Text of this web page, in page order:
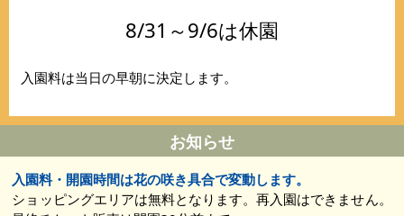
8/31～9/6は休園
入園料は当日の早朝に決定します。
お知らせ
入園料・開園時間は花の咲き具合で変動します。
ショッピングエリアは無料となります。再入園はできません。